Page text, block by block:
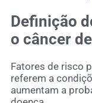
Definição
o câncer
Fatores de risco
referem a
aumentam a